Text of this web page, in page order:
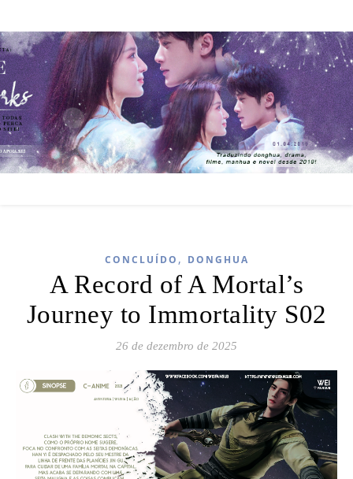
CONCLUÍDO , DONGHUA
A Record of A Mortal’s
Journey to Immortality S02
26 de dezembro de 2025